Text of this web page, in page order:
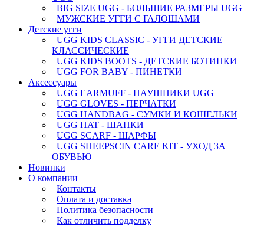
BIG SIZE UGG - БОЛЬШИЕ РАЗМЕРЫ UGG
МУЖСКИЕ УГГИ С ГАЛОШАМИ
Детские угги
UGG KIDS CLASSIC - УГГИ ДЕТСКИЕ
КЛАССИЧЕСКИЕ
UGG KIDS BOOTS - ДЕТСКИЕ БОТИНКИ
UGG FOR BABY - ПИНЕТКИ
Аксессуары
UGG EARMUFF - НАУШНИКИ UGG
UGG GLOVES - ПЕРЧАТКИ
UGG HANDBAG - СУМКИ И КОШЕЛЬКИ
UGG HAT - ШАПКИ
UGG SCARF - ШАРФЫ
UGG SHEEPSCIN CARE KIT - УХОД ЗА
ОБУВЬЮ
Новинки
О компании
Контакты
Оплата и доставка
Политика безопасности
Как отличить подделку